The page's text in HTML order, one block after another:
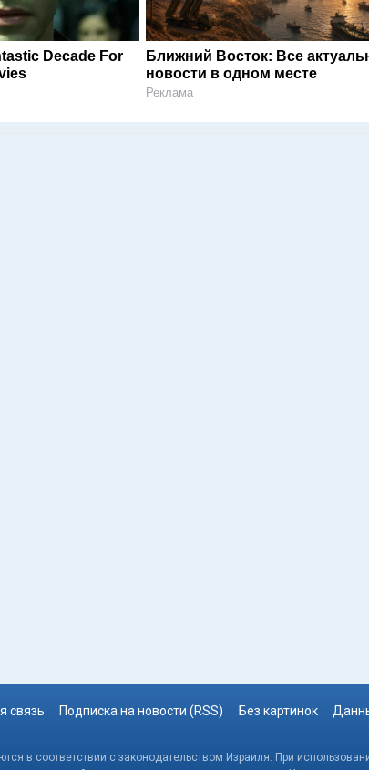
Decade For
Ближний Восток: Все
новости в одном месте
Реклама
связь Подписка на новости (RSS) Без картинок
в соответствии с законодательством Израиля. При